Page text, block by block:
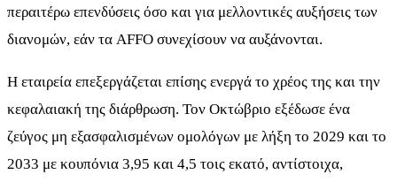
περαιτέρω επενδύσεις όσο και για μελλοντικές αυξήσεις των
διανομών, εάν τα AFFO συνεχίσουν να αυξάνονται.
Η εταιρεία επεξεργάζεται επίσης ενεργά το χρέος της και την
κεφαλαιακή της διάρθρωση. Τον Οκτώβριο εξέδωσε ένα
ζεύγος μη εξασφαλισμένων ομολόγων με λήξη το 2029 και το
2033 με κουπόνια 3,95 και 4,5 τοις εκατό, αντίστοιχα,